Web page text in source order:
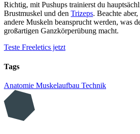
Richtig, mit Pushups trainierst du
Brustmuskel und den Trizeps. Beachte
andere Muskeln beansprucht werden, was
großartigen Ganzkörperübung macht.
Teste Freeletics jetzt
Tags
Anatomie Muskelaufbau Technik